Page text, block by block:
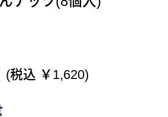
(税込 ￥1,620)